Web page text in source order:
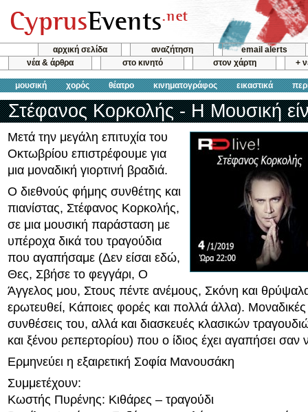
αρχική σελίδα αναζήτηση
email alerts
νέα & άρθρα
στο κινητό στον χάρτη +
μουσική χορός θέατρο κινηματογράφος εικαστικά
Στέφανος Κορκολής - Η Μουσική
Μετά την μεγάλη επιτυχία του
Οκτωβρίου επιστρέφουμε για
μια μοναδική γιορτινή βραδιά.
Ο διεθνούς φήμης συνθέτης και
πιανίστας, Στέφανος Κορκολής,
σε μια μουσική παράσταση με
υπέροχα δικά του τραγούδια
που αγαπήσαμε (Δεν είσαι εδώ,
Θες, Σβήσε το φεγγάρι, Ο
Άγγελος μου, Στους πέντε ανέμους, Σκόνη και
ερωτευθεί, Κάποιες φορές και πολλά άλλα). Μοναδικές
συνθέσεις του, αλλά και διασκευές κλασικών
και ξένου ρεπερτορίου) που ο ίδιος έχει αγαπήσει σαν
Ερμηνεύει η εξαιρετική Σοφία Μανουσάκη
Συμμετέχουν:
Κωστής Πυρένης: Κιθάρες – τραγούδι